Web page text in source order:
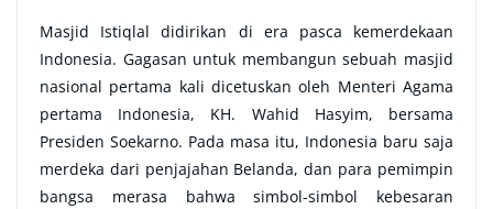
Masjid Istiqlal didirikan di era pasca kemerdekaan
Indonesia. Gagasan untuk membangun sebuah masjid
nasional pertama kali dicetuskan oleh Menteri Agama
pertama Indonesia, KH. Wahid Hasyim, bersama
Presiden Soekarno. Pada masa itu, Indonesia baru saja
merdeka dari penjajahan Belanda, dan para pemimpin
bangsa merasa bahwa simbol-simbol kebesaran